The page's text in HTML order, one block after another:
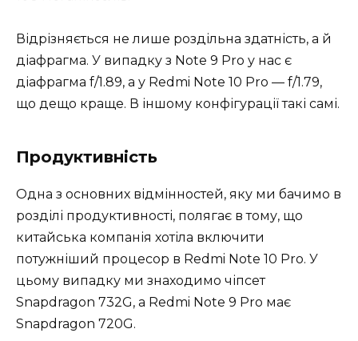
Відрізняється не лише роздільна здатність, а й
діафрагма. У випадку з Note 9 Pro у нас є
діафрагма f/1.89, а у Redmi Note 10 Pro — f/1.79,
що дещо краще. В іншому конфігурації такі самі.
Продуктивність
Одна з основних відмінностей, яку ми бачимо в
розділі продуктивності, полягає в тому, що
китайська компанія хотіла включити
потужніший процесор в Redmi Note 10 Pro. У
цьому випадку ми знаходимо чіпсет
Snapdragon 732G, а Redmi Note 9 Pro має
Snapdragon 720G.